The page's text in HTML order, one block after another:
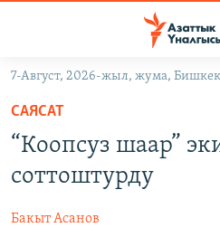
Навигацияга
өтүңүз
Издөөгө
салыңыз
КЫРГЫЗСТАН
КЫРГЫЗСТАН
ЭКОНОМИКА
БОРБОР АЗИЯ
АТАЙЫН ИЛИКТӨӨ
7-Август, 2026-жыл, жума,
САЯСАТ
“Коопсуз шаар”
соттоштурду
Бакыт Асанов